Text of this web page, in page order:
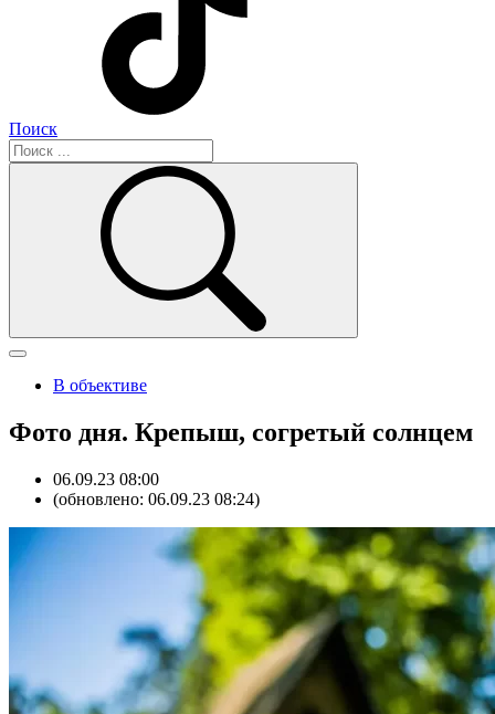
Поиск
В объективе
Фото дня. Крепыш, согретый солнцем
06.09.23 08:00
(обновлено: 06.09.23 08:24)